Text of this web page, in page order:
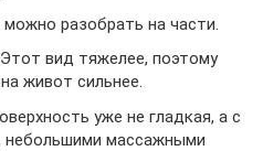
можно разобрать на части.
Этот вид тяжелее, поэтому
живот сильнее.
уже не гладкая, а с
небольшими массажными